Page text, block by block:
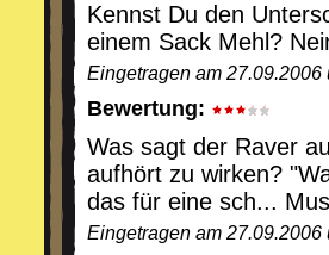
Kennst Du den
einem Sack Mehl?
Eingetragen am 27.09.2006
Bewertung:
Was sagt der Raver
aufhört zu wirken?
das für eine sch...
Eingetragen am 27.09.2006